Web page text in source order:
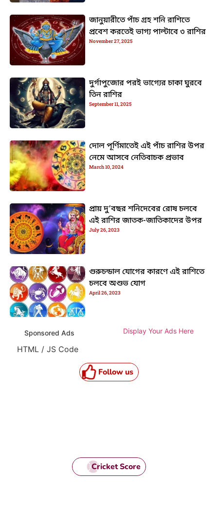
জানুয়ারীতে পাঁচ গ্রহ শনি রাশিতে
প্রবেশ করতেই ভাগ্য পাল্টাবে ৩ রাশির
November 27, 2025
দুর্গাপুজোর পরই ভাগ্যের চাকা ঘুরবে
তিন রাশির
September 11, 2025
দোল পূর্ণিমাতেই এই পাঁচ রাশির উপর
নেমে আসবে নেতিবাচক প্রভাব
March 10, 2024
প্রায় দু’বছর শনিদেবের রোষ চলবে
এই রাশির জাতক-জাতিকাদের উপর
July 26, 2023
গুরুচন্ডাল যোগের কারণে এই রাশিতে
চলবে অশুভ যোগ
April 26, 2023
Sponsored Ads Display Your Ads Here
HTML / JS Code
Follow us
Cricket Score